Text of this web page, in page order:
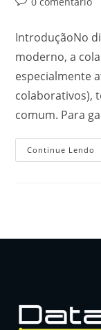
IntroduçãoNo
moderno, a
especialmente
colaborativos),
comum. Para
Continue Lendo